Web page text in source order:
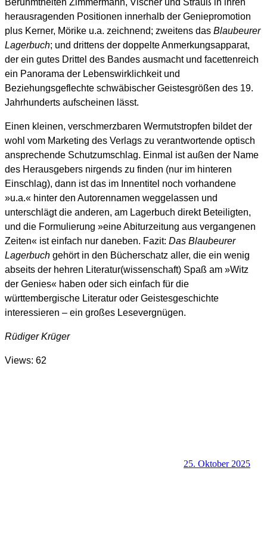
herausragenden Positionen innerhalb der Geniepromotion
plus Kerner, Mörike u.a. zeichnend; zweitens das Blaubeurer
Lagerbuch; und drittens der doppelte Anmerkungsapparat,
der ein gutes Drittel des Bandes ausmacht und facettenreich
ein Panorama der Lebenswirklichkeit und
Beziehungsgeflechte schwäbischer Geistesgrößen des 19.
Jahrhunderts aufscheinen lässt.
Einen kleinen, verschmerzbaren Wermutstropfen bildet der
wohl vom Marketing des Verlags zu verantwortende optisch
ansprechende Schutzumschlag. Einmal ist außen der Name
des Herausgebers nirgends zu finden (nur im hinteren
Einschlag), dann ist das im Innentitel noch vorhandene
»u.a.« hinter den Autorennamen weggelassen und
unterschlägt die anderen, am Lagerbuch direkt Beteiligten,
und die Formulierung »eine Abiturzeitung aus vergangenen
Zeiten« ist einfach nur daneben. Fazit: Das Blaubeurer
Lagerbuch gehört in den Bücherschatz aller, die ein wenig
abseits der hehren Literatur(wissenschaft) Spaß am »Witz
der Genies« haben oder sich einfach für die
württembergische Literatur oder Geistesgeschichte
interessieren – ein großes Lesevergnügen.
Rüdiger Krüger
Views: 62
25. Oktober 2025